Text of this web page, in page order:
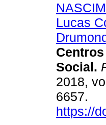
Lucas
Social.
2018,
6657.
https://